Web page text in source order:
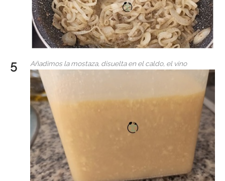
Añadimos la mostaza, disuelta en el caldo, el vino